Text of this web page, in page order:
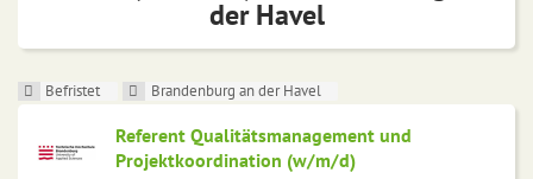
der Havel
Befristet Brandenburg an der Havel
Referent Qualitätsmanagement und
Projektkoordination (w/m/d)